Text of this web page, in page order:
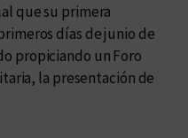
que su primera
días de junio de
propiciando un Foro
la presentación de